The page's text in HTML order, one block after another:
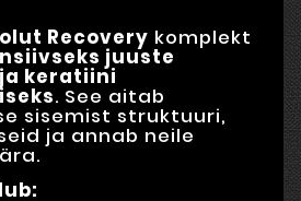
Recovery komplekt
juuste
keratiini
. See aitab
sisemist struktuuri,
ja annab neile